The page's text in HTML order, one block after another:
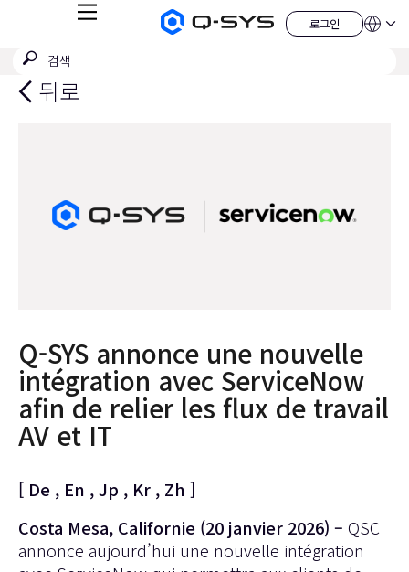
Q-
메
로그인
로
그
언
QSYS.com (English)
India (English)
Deutsch
China (中文)
검
제
뒤로
Q-SYS annonce une nouvelle
intégration avec ServiceNow
afin de relier les flux de travail
AV et IT
[ De , En ,Jp , Kr , Zh ]
Costa Mesa, Californie (20 janvier 2026) – QSC
annonce aujourd’hui une nouvelle intégration